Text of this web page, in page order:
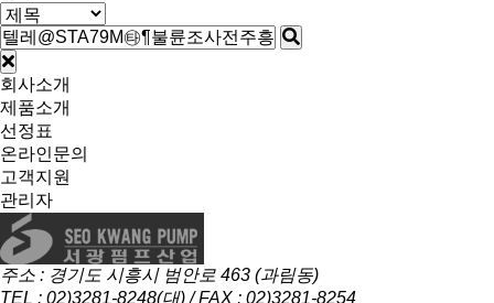
회사소개
제품소개
선정표
온라인문의
고객지원
관리자
주소 : 경기도 시흥시 범안로 463 (과림동)
TEL : 02)3281-8248(대) / FAX : 02)3281-8254